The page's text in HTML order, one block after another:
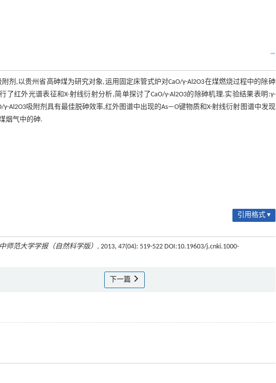
附剂,以贵州省高砷煤为研究对象,运用固定床管式炉对CaO/γ-Al2O3在煤燃烧过程中的除砷
红外光谱表征和X-射线衍射分析,简单探讨了CaO/γ-Al2O3的除砷机理.实验结果表明:γ-
γ-Al2O3吸附剂具有最佳脱砷效率,红外图谱中出现的As—O键物质和X-射线衍射图谱中发现
烟气中的砷.
引用格式 ▾
师范大学学报（自然科学版） , 2013, 47(04): 519-522 DOI:10.19603/j.cnki.1000-
下一篇